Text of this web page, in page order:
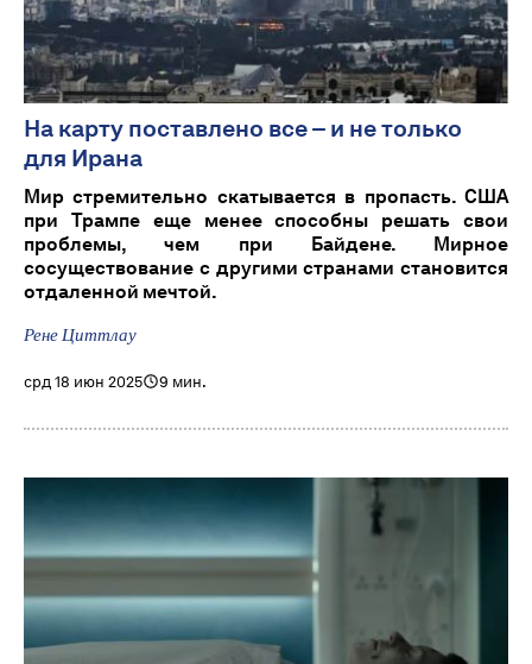
На карту поставлено все – и не только
для Ирана
Мир стремительно скатывается в пропасть. США
при Трампе еще менее способны решать свои
проблемы, чем при Байдене. Мирное
сосуществование с другими странами становится
отдаленной мечтой.
Рене Циттлау
срд 18 июн 2025 9 мин.